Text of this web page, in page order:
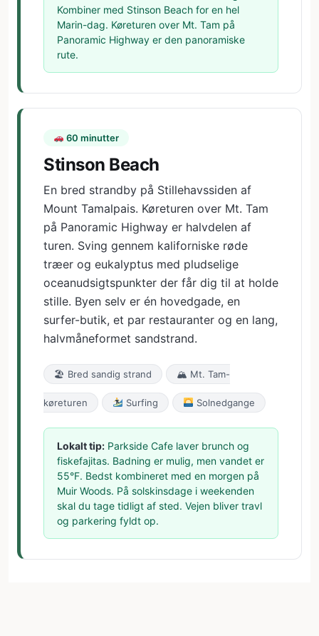
Kombiner med Stinson Beach for en hel
Marin-dag. Køreturen over Mt. Tam på
Panoramic Highway er den panoramiske
rute.
60 minutter
Stinson Beach
En bred strandby på Stillehavssiden af
Mount Tamalpais. Køreturen over Mt. Tam
på Panoramic Highway er halvdelen af
turen. Sving gennem kaliforniske røde
træer og eukalyptus med pludselige
oceanudsigtspunkter der får dig til at holde
stille. Byen selv er én hovedgade, en
surfer-butik, et par restauranter og en lang,
halvmåneformet sandstrand.
🏖 Bred sandig strand 🏔 Mt. Tam-
køreturen Surfing Solnedgange
Lokalt tip: Parkside Cafe laver brunch og
fiskefajitas. Badning er mulig, men vandet er
55°F. Bedst kombineret med en morgen på
Muir Woods. På solskinsdage i weekenden
skal du tage tidligt af sted. Vejen bliver travl
og parkering fyldt op.